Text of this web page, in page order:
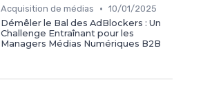
Acquisition de médias • 10/01/2025
Démêler le Bal des AdBlockers : Un
Challenge Entraînant pour les
Managers Médias Numériques B2B